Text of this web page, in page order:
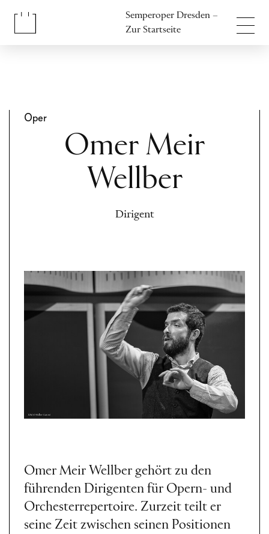
Semperoper Dresden –
Zur Startseite
Oper
Omer Meir
Wellber
Dirigent
Omer Meir Wellber gehört zu den
führenden Dirigenten für Opern- und
Orchesterrepertoire. Zurzeit teilt er
seine Zeit zwischen seinen Positionen